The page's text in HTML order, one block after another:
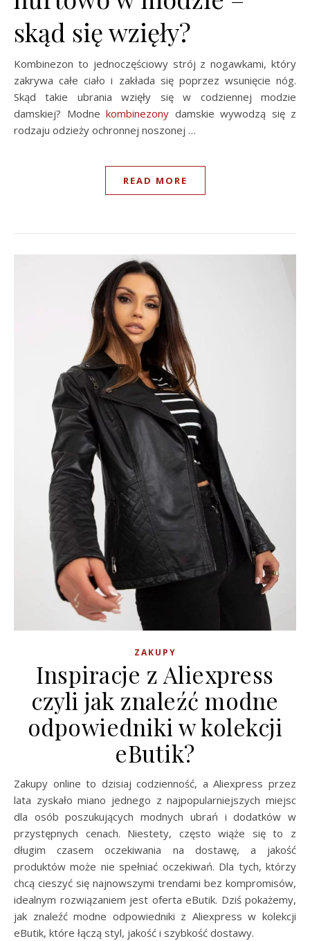
skąd się wzięły?
Kombinezon to jednoczęściowy strój z nogawkami, który
zakrywa całe ciało i zakłada się poprzez wsunięcie nóg.
Skąd takie ubrania wzięły się w codziennej modzie
damskiej? Modne kombinezony damskie wywodzą się z
rodzaju odzieży ochronnej noszonej …
READ MORE
ZAKUPY
Inspiracje z Aliexpress
czyli jak znaleźć modne
odpowiedniki w kolekcji
eButik?
Zakupy online to dzisiaj codzienność, a Aliexpress przez
lata zyskało miano jednego z najpopularniejszych miejsc
dla osób poszukujących modnych ubrań i dodatków w
przystępnych cenach. Niestety, często wiąże się to z
długim czasem oczekiwania na dostawę, a jakość
produktów może nie spełniać oczekiwań. Dla tych, którzy
chcą cieszyć się najnowszymi trendami bez kompromisów,
idealnym rozwiązaniem jest oferta eButik. Dziś pokażemy,
jak znaleźć modne odpowiedniki z Aliexpress w kolekcji
eButik, które łączą styl, jakość i szybkość dostawy.